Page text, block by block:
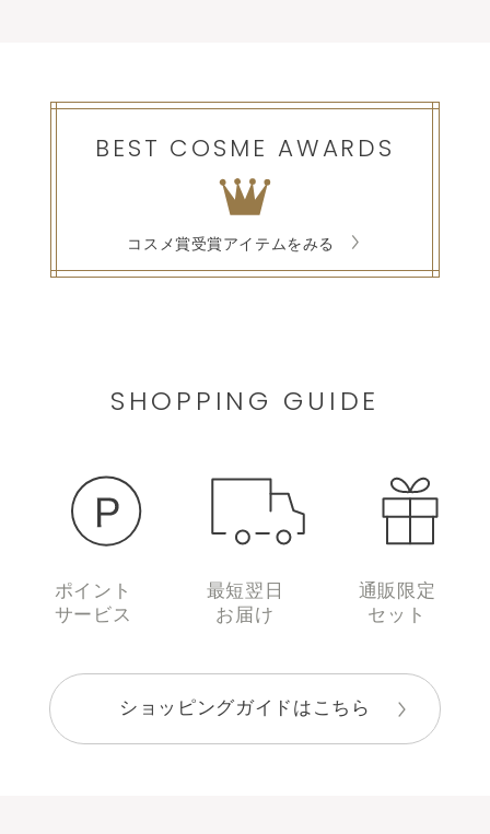
BEST COSME AWARDS
コスメ賞受賞アイテムをみる
SHOPPING GUIDE
ポイント
サービス
最短翌日
お届け
通販限定
セット
ショッピングガイドはこちら